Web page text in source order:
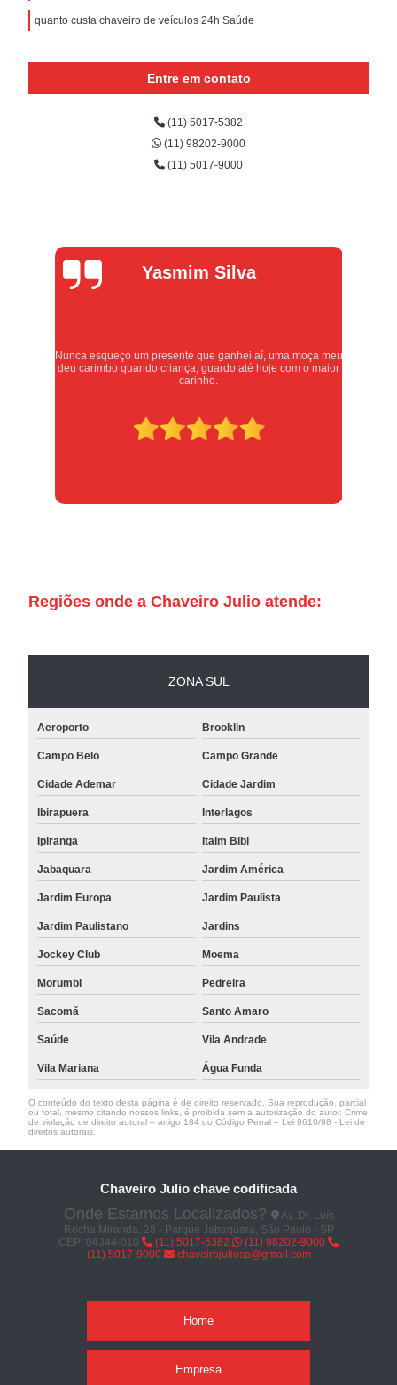
quanto custa chaveiro de veículos 24h Saúde
Entre em contato
(11) 5017-5382
(11) 98202-9000
(11) 5017-9000
Alexandre
Oliveira
Atendimento excelente, serviços executados com carinho e
respeito. Recomendo sem dúvidas, merece 10 estrelas
Regiões onde a Chaveiro Julio atende:
ZONA SUL
Aeroporto Brooklin
Campo Belo Campo Grande
Cidade Ademar Cidade Jardim
Ibirapuera Interlagos
Ipiranga Itaim Bibi
Jabaquara Jardim América
Jardim Europa Jardim Paulista
Jardim Paulistano Jardins
Jockey Club Moema
Morumbi Pedreira
Sacomã Santo Amaro
Saúde Vila Andrade
Vila Mariana Água Funda
O conteúdo do texto desta página é de direito reservado. Sua reprodução, parcial
ou total, mesmo citando nossos links, é proibida sem a autorização do autor. Crime
de violação de direito autoral – artigo 184 do Código Penal – Lei 9610/98 - Lei de
direitos autorais
Chaveiro Julio chave codificada
Onde Estamos Localizados?
Av. Dr. Luís
Rocha Miranda, 28 - Parque Jabaquara, São Paulo - SP
CEP: 04344-010
(11) 5017-5382
(11) 98202-9000
(11) 5017-9000
chaveirojuliosp@gmail.com
Home
Empresa